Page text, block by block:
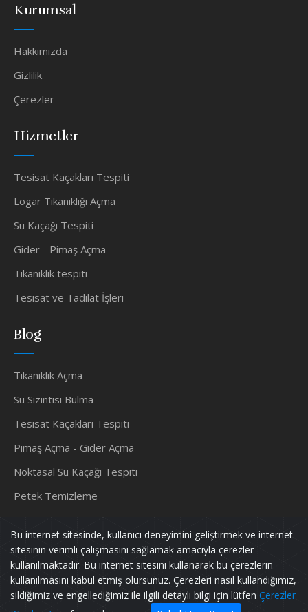
Bu internet sitesinde, kullanıcı deneyimini geliştirmek ve internet
sitesinin verimli çalışmasını sağlamak amacıyla çerezler
kullanılmaktadır. Bu internet sitesini kullanarak bu çerezlerin
kullanılmasını kabul etmiş olursunuz. Çerezleri nasıl kullandığımız,
sildiğimiz ve engellediğimiz ile ilgili detaylı bilgi için lütfen Çerezler
Kurumsal
Hakkımızda
Gizlilik
Çerezler
Hizmetler
Tesisat Kaçakları Tespiti
Logar Tıkanıklığı Açma
Su Kaçağı Tespiti
Gider - Pimaş Açma
Tıkanıklık tespiti
Tesisat ve Tadilat İşleri
Blog
Tıkanıklık Açma
Su Sızıntısı Bulma
Tesisat Kaçakları Tespiti
Pimaş Açma - Gider Açma
Noktasal Su Kaçağı Tespiti
Petek Temizleme
Murat TESİSAT Tüm Hakları Saklıdır.